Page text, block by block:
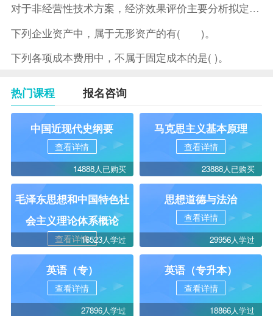
对于非经营性技术方案，经济效果评价主要分析拟定方案的( )。
下列企业资产中，属于无形资产的有( )。
下列各项成本费用中，不属于固定成本的是( )。
热门课程 报名咨询
中国近现代史纲要
查看详情
14888人已购买
马克思主义基本原理
查看详情
23888人已购买
毛泽东思想和中国特色社
会主义理论体系概论
查看详情16523人学过
思想道德与法治
查看详情
29956人学过
英语（专）
查看详情
27896人学过
英语（专升本）
查看详情
18866人学过